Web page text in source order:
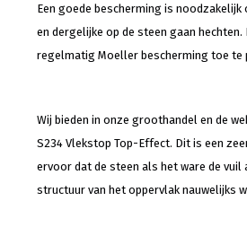
Een goede bescherming is
en dergelijke op de steen gaan
regelmatig Moeller bescherming toe te
Wij bieden in onze groothandel en de
S234 Vlekstop Top-Effect. Dit is een
ervoor dat de steen als het ware de
structuur van het oppervlak nauwelijks